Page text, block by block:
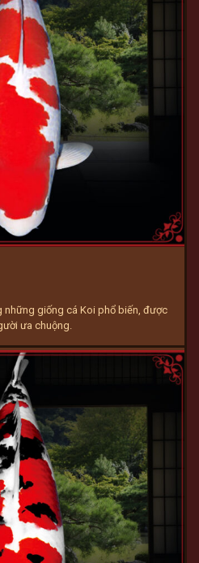
những giống cá Koi phổ biến, được
ưa chuộng.